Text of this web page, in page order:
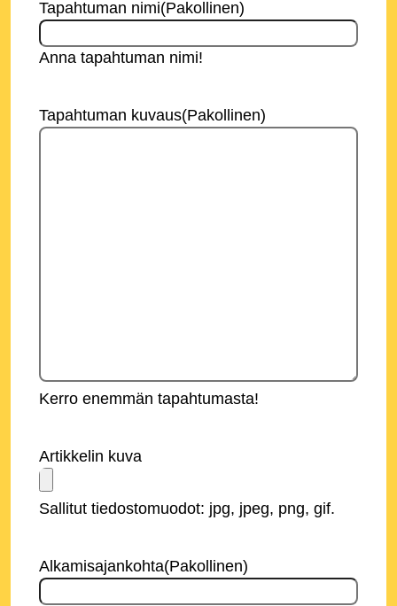
Tapahtuman nimi(Pakollinen)
Anna tapahtuman nimi!
Tapahtuman kuvaus(Pakollinen)
Kerro enemmän tapahtumasta!
Artikkelin kuva
Sallitut tiedostomuodot: jpg, jpeg, png, gif.
Alkamisajankohta(Pakollinen)